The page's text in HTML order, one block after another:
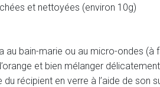
et nettoyées (environ 10g)
au bain-marie ou au micro-ondes (à
et bien mélanger
récipient en verre à l’aide de son